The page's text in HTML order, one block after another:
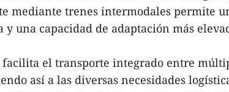
mediante trenes intermodales permite
y una capacidad de adaptación más
facilita el transporte integrado entre
así a las diversas necesidades